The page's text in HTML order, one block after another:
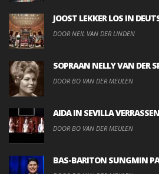
JOOST LEKKER LOS IN
DOOR NEIL VAN DER LINDEN
SOPRAAN NELLY VAN DER
DOOR BO VAN DER MEULEN
AIDA IN SEVILLA
DOOR BO VAN DER MEULEN
BAS-BARITON SUNGMIN